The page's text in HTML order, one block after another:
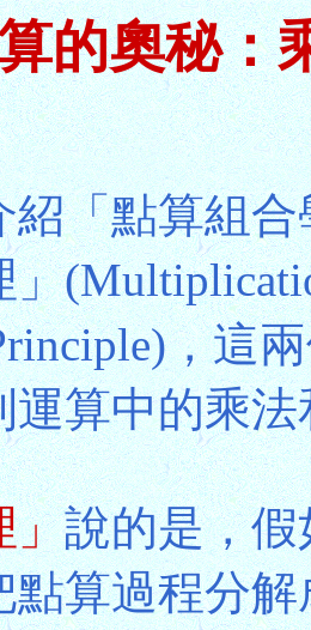
的奧秘：
紹「點算組
」
，這
運算中的乘
」說的是，
點算過程分